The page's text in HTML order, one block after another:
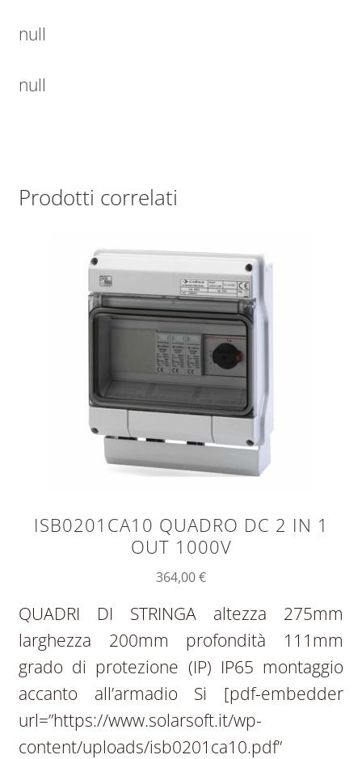
null
null
Prodotti correlati
ISB0201CA10 QUADRO DC 2 IN 1
OUT 1000V
364,00€
QUADRI DI STRINGA altezza 275mm
larghezza 200mm profondità 111mm
grado di protezione (IP) IP65 montaggio
accanto all’armadio Si [pdf-embedder
url=”https://www.solarsoft.it/wp-
content/uploads/isb0201ca10.pdf”